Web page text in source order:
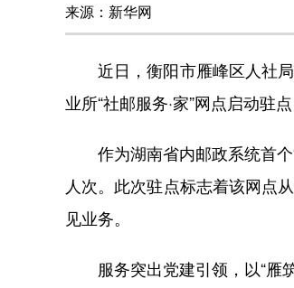
来源：新华网
近日，衡阳市雁峰区人社局
业所“社邮服务·家”网点启动驻
作为湖南省内邮政系统首个“
人次。此次驻点标志着该网点
见业务。
服务突出党建引领，以“雁筑